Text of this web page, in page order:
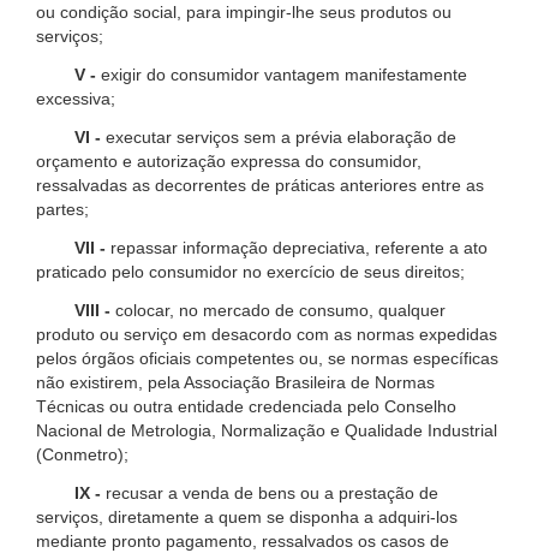
ou condição social, para impingir-lhe seus produtos ou
serviços;
V - exigir do consumidor vantagem manifestamente
excessiva;
VI - executar serviços sem a prévia elaboração de
orçamento e autorização expressa do consumidor,
ressalvadas as decorrentes de práticas anteriores entre as
partes;
VII - repassar informação depreciativa, referente a ato
praticado pelo consumidor no exercício de seus direitos;
VIII - colocar, no mercado de consumo, qualquer
produto ou serviço em desacordo com as normas expedidas
pelos órgãos oficiais competentes ou, se normas específicas
não existirem, pela Associação Brasileira de Normas
Técnicas ou outra entidade credenciada pelo Conselho
Nacional de Metrologia, Normalização e Qualidade Industrial
(Conmetro);
IX - recusar a venda de bens ou a prestação de
serviços, diretamente a quem se disponha a adquiri-los
mediante pronto pagamento, ressalvados os casos de